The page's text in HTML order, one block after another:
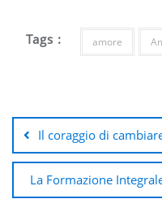
Tags : amore
articoli
Il coraggio di
La Formazione